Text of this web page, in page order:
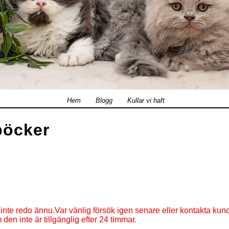
Hem Blogg Kullar vi haft